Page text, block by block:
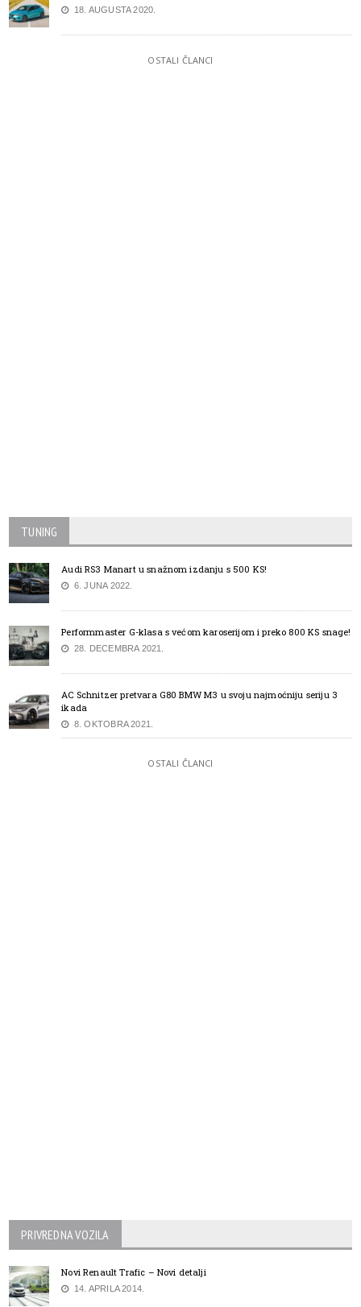
18. AUGUSTA 2020.
OSTALI ČLANCI
TUNING
Audi RS3 Manart u snažnom izdanju s 500 KS!
6. JUNA 2022.
Performmaster G-klasa s većom karoserijom i preko 800 KS snage!
28. DECEMBRA 2021.
AC Schnitzer pretvara G80 BMW M3 u svoju najmoćniju seriju 3
ikada
8. OKTOBRA 2021.
OSTALI ČLANCI
PRIVREDNA VOZILA
Novi Renault Trafic – Novi detalji
14. APRILA 2014.